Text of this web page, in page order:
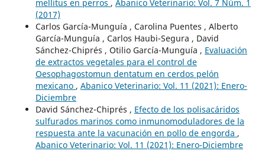
mellitus en perros , Abanico Veterinario: Vol. 7 Núm. 1
(2017)
Carlos García-Munguía , Carolina Puentes , Alberto
García-Munguía , Carlos Haubi-Segura , David
Sánchez-Chiprés , Otilio García-Munguía , Evaluación
de extractos vegetales para el control de
Oesophagostomun dentatum en cerdos pelón
mexicano , Abanico Veterinario: Vol. 11 (2021): Enero-
Diciembre
David Sánchez-Chiprés , Efecto de los polisacáridos
sulfurados marinos como inmunomoduladores de la
respuesta ante la vacunación en pollo de engorda ,
Abanico Veterinario: Vol. 11 (2021): Enero-Diciembre